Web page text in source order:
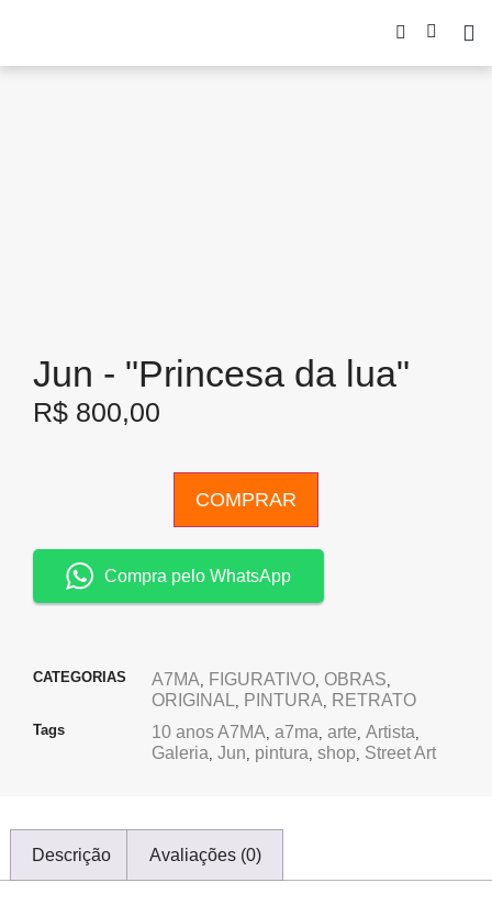
Jun - "Princesa da lua"
R$ 800,00
COMPRAR
Compra pelo WhatsApp
CATEGORIAS A7MA, FIGURATIVO, OBRAS,
ORIGINAL, PINTURA, RETRATO
Tags 10 anos A7MA, a7ma, arte, Artista,
Galeria, Jun, pintura, shop, Street Art
Descrição Avaliações (0)